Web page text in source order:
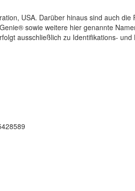
USA. Darüber hinaus sind auch
sowie weitere hier genannte
ausschließlich zu Identifikations-